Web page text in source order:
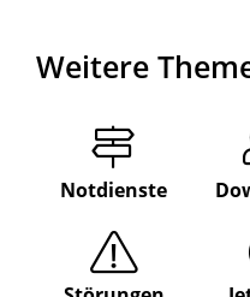
Weitere
Notdienste